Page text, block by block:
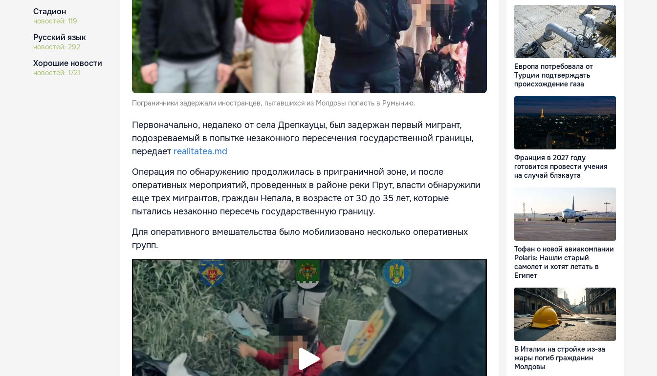
Стадион
новостей: 119
Русский язык
новостей: 292
Хорошие новости
новостей: 1721
Пограничники задержали иностранцев, пытавшихся из Молдовы попасть в Румынию.
Первоначально, недалеко от села Дрепкауцы, был задержан первый мигрант,
подозреваемый в попытке незаконного пересечения государственной границы,
передает realitatea.md
Операция по обнаружению продолжилась в приграничной зоне, и после
оперативных мероприятий, проведенных в районе реки Прут, власти обнаружили
еще трех мигрантов, граждан Непала, в возрасте от 30 до 35 лет, которые
пытались незаконно пересечь государственную границу.
Для оперативного вмешательства было мобилизовано несколько оперативных
групп.
Европа потребовала от
Турции подтверждать
происхождение газа
Франция в 2027 году
готовится провести учения
на случай блэкаута
Тофан о новой авиакомпании
Polaris: Нашли старый
самолет и хотят летать в
Египет
В Италии на стройке из-за
жары погиб гражданин
Молдовы